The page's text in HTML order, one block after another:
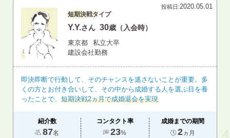
投稿日:2020.05.01
短期決戦タイプ
Y.Y.さん 30歳（入会時）
東京都
私立大卒
建設会社勤務
即決即断で行動して、そのチャンスを逃さないことが重要。多
くの方とお付き合いして、その中から成婚する人を選ぶ目を養
ったことで、 短期決戦2ヵ月で成婚退会を実現
紹介数
87名
コンタクト率
23%
成婚までの期間
2ヵ月